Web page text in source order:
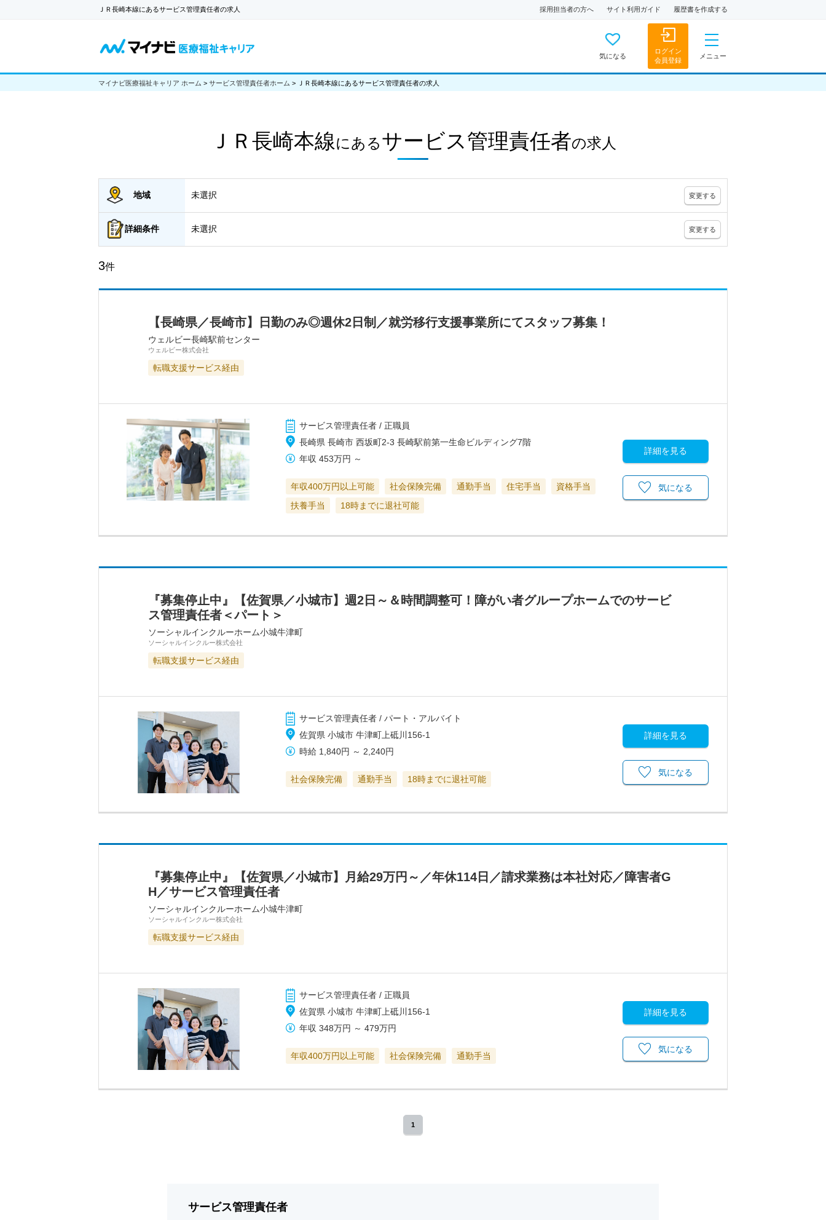
ＪＲ長崎本線にあるサービス管理責任者の求人 採用担当者の方へ サイト利用ガイド 履歴書を作成する
気になる
ログイン
会員登録
メニュー
マイナビ医療福祉キャリア ホーム > サービス管理責任者ホーム > ＪＲ長崎本線にあるサービス管理責任者の求人
ＪＲ長崎本線にあるサービス管理責任者の求人
地域 未選択 変更する
詳細条件 未選択 変更する
3件
【長崎県／長崎市】日勤のみ◎週休2日制／就労移行支援事業所にてスタッフ募集！
ウェルビー長崎駅前センター
ウェルビー株式会社
転職支援サービス経由
サービス管理責任者 / 正職員
長崎県 長崎市 西坂町2-3 長崎駅前第一生命ビルディング7階
年収 453万円 ～
年収400万円以上可能 社会保険完備 通勤手当 住宅手当
資格手当
扶養手当
18時までに退社可能
詳細を見る
気になる
『募集停止中』【佐賀県／小城市】週2日～＆時間調整可！障がい者グループホームでのサービ
ス管理責任者＜パート＞
ソーシャルインクルーホーム小城牛津町
ソーシャルインクルー株式会社
転職支援サービス経由
サービス管理責任者 / パート・アルバイト
佐賀県 小城市 牛津町上砥川156-1
時給 1,840円 ～ 2,240円
社会保険完備 通勤手当 18時までに退社可能
詳細を見る
気になる
『募集停止中』【佐賀県／小城市】月給29万円～／年休114日／請求業務は本社対応／障害者G
H／サービス管理責任者
ソーシャルインクルーホーム小城牛津町
ソーシャルインクルー株式会社
転職支援サービス経由
サービス管理責任者 / 正職員
佐賀県 小城市 牛津町上砥川156-1
年収 348万円 ～479万円
年収400万円以上可能 社会保険完備 通勤手当
詳細を見る
気になる
1
サービス管理責任者